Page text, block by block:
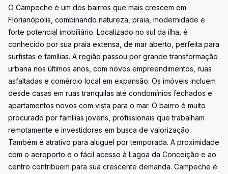
O Campeche é um dos bairros que mais crescem em
Florianópolis, combinando natureza, praia, modernidade e
forte potencial imobiliário. Localizado no sul da ilha, é
conhecido por sua praia extensa, de mar aberto, perfeita para
surfistas e famílias. A região passou por grande transformação
urbana nos últimos anos, com novos empreendimentos, ruas
asfaltadas e comércio local em expansão. Os imóveis incluem
desde casas em ruas tranquilas até condomínios fechados e
apartamentos novos com vista para o mar. O bairro é muito
procurado por famílias jovens, profissionais que trabalham
remotamente e investidores em busca de valorização.
Também é atrativo para aluguel por temporada. A proximidade
com o aeroporto e o fácil acesso à Lagoa da Conceição e ao
centro contribuem para sua crescente demanda. Campeche é